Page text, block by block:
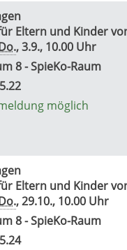
Eltern und Kinder
, 3.9., 10.00 Uhr
8 - SpieKo-Raum
möglich
Eltern und Kinder
, 29.10., 10.00 Uhr
8 - SpieKo-Raum